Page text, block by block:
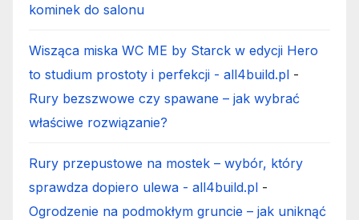
kominek do salonu
Wisząca miska WC ME by Starck w edycji Hero
to studium prostoty i perfekcji - all4build.pl -
Rury bezszwowe czy spawane – jak wybrać
właściwe rozwiązanie?
Rury przepustowe na mostek – wybór, który
sprawdza dopiero ulewa - all4build.pl -
Ogrodzenie na podmokłym gruncie – jak uniknąć